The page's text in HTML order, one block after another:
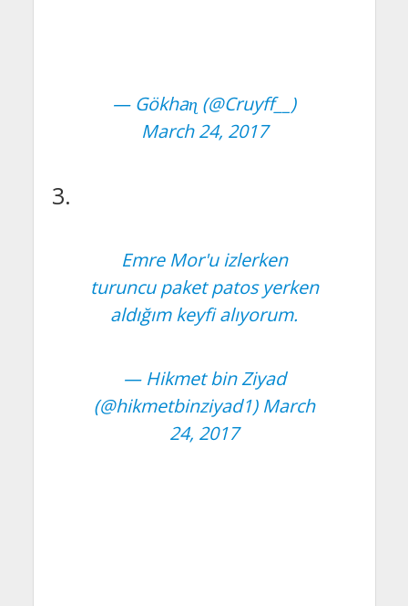
— Gökhaɳ (@Cruyff__)
March 24, 2017
3.
Emre Mor'u izlerken
turuncu paket patos yerken
aldığım keyfi alıyorum.
— Hikmet bin Ziyad
(@hikmetbinziyad1) March
24, 2017